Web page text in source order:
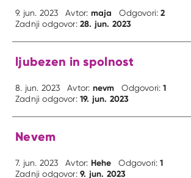
9. jun. 2023 Avtor: maja Odgovori:2
Zadnji odgovor:28. jun. 2023
ljubezen in spolnost
8. jun. 2023 Avtor: nevm Odgovori:1
Zadnji odgovor:19. jun. 2023
Nevem
7. jun. 2023 Avtor: Hehe Odgovori:1
Zadnji odgovor:9. jun. 2023